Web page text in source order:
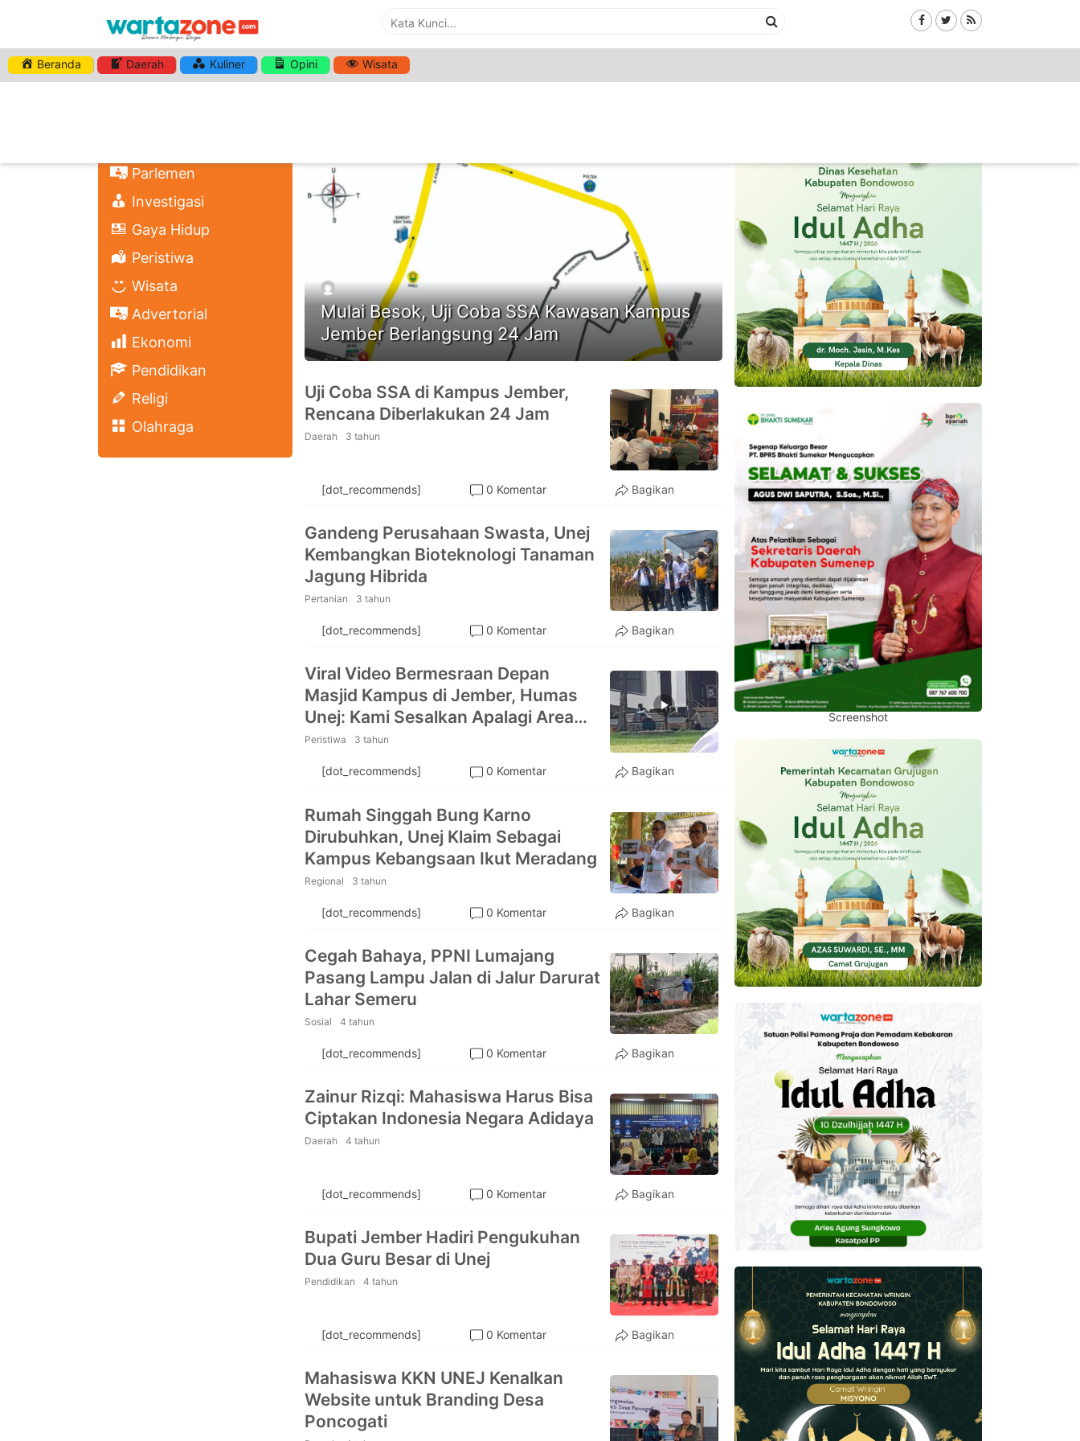
Beranda Daerah Kuliner Opini Wisata
Parlemen
Investigasi
Gaya Hidup
Peristiwa
Wisata
Advertorial
Ekonomi
Pendidikan
Religi
Olahraga
HASHTAG:UNEJ
Mulai Besok, Uji Coba SSA Kawasan Kampus
Jember Berlangsung 24 Jam
Uji Coba SSA di Kampus Jember,
Rencana Diberlakukan 24 Jam
Daerah 3 tahun
[dot_recommends] 0 Komentar Bagikan
Gandeng Perusahaan Swasta, Unej
Kembangkan Bioteknologi Tanaman
Jagung Hibrida
Pertanian 3 tahun
[dot_recommends] 0 Komentar Bagikan
Viral Video Bermesraan Depan
Masjid Kampus di Jember, Humas
Unej: Kami Sesalkan Apalagi Area
Publik
Peristiwa 3 tahun
[dot_recommends] 0 Komentar Bagikan
Rumah Singgah Bung Karno
Dirubuhkan, Unej Klaim Sebagai
Kampus Kebangsaan Ikut Meradang
Regional 3 tahun
[dot_recommends] 0 Komentar Bagikan
Cegah Bahaya, PPNI Lumajang
Pasang Lampu Jalan di Jalur Darurat
Lahar Semeru
Sosial 4 tahun
[dot_recommends] 0 Komentar Bagikan
Zainur Rizqi: Mahasiswa Harus Bisa
Ciptakan Indonesia Negara Adidaya
Daerah 4 tahun
[dot_recommends] 0 Komentar Bagikan
Bupati Jember Hadiri Pengukuhan
Dua Guru Besar di Unej
Pendidikan 4 tahun
[dot_recommends] 0 Komentar Bagikan
Mahasiswa KKN UNEJ Kenalkan
Website untuk Branding Desa
Poncogati
Screenshot